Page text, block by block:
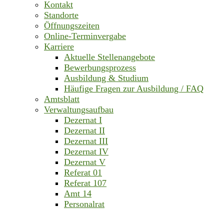
Kontakt
Standorte
Öffnungszeiten
Online-Terminvergabe
Karriere
Aktuelle Stellenangebote
Bewerbungsprozess
Ausbildung & Studium
Häufige Fragen zur Ausbildung / FAQ
Amtsblatt
Verwaltungsaufbau
Dezernat I
Dezernat II
Dezernat III
Dezernat IV
Dezernat V
Referat 01
Referat 107
Amt 14
Personalrat